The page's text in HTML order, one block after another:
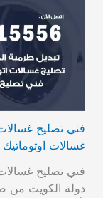
غسالات اوتوماتيك
فني تصليح
دولة الكويت من